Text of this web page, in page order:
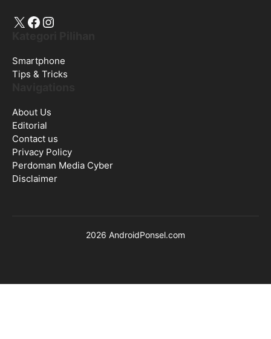
X Facebook
Instagram
Smartphone
Tips & Tricks
About Us
Editorial
Contact us
Privacy Policy
Perdoman Media Cyber
Disclaimer
2026 AndroidPonsel.com